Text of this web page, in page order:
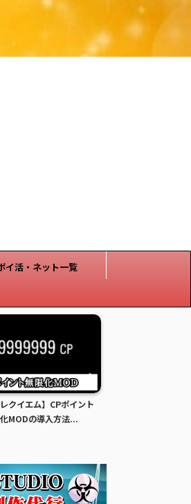
イ活・ネット一覧
レクイエム】CPポイント
MODの導入方法...